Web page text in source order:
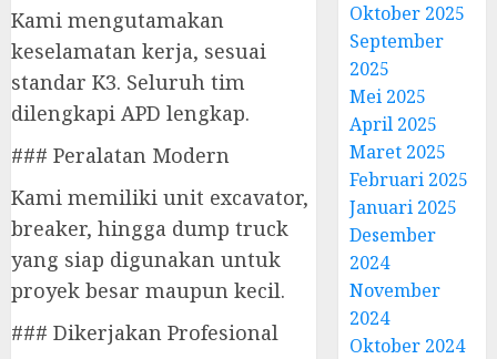
Kami mengutamakan
keselamatan kerja, sesuai
standar K3. Seluruh tim
dilengkapi APD lengkap.
### Peralatan Modern
Kami memiliki unit excavator,
breaker, hingga dump truck
yang siap digunakan untuk
proyek besar maupun kecil.
### Dikerjakan Profesional
Oktober 2025
September
2025
Mei 2025
April 2025
Maret 2025
Februari 2025
Januari 2025
Desember
2024
November
2024
Oktober 2024